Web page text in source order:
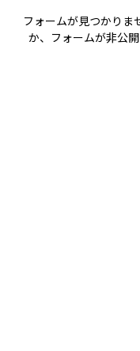
フォームが見つかりま
か、フォームが非公